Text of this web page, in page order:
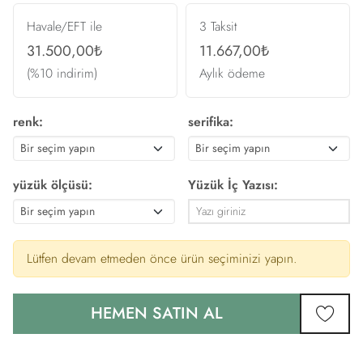
Havale/EFT ile
31.500,00₺
(%10 indirim)
3 Taksit
11.667,00₺
Aylık ödeme
renk: serifika:
yüzük ölçüsü: Yüzük İç Yazısı:
Lütfen devam etmeden önce ürün seçiminizi yapın.
HEMEN SATIN AL